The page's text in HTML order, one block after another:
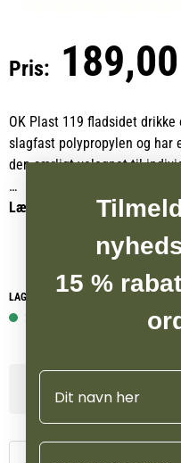
Pris:
OK Plast 119 fladsidet
slagfast polypropylen og har
den særligt velegnet til
Ved at anvende en separat
med, hvor meget hesten
side gør spanden praktisk at
fremstillet af
velegnet til både vand og
Læs mere
LAGERSTATUS WEBSHOP
2 på lager
15 %
Navn
Email